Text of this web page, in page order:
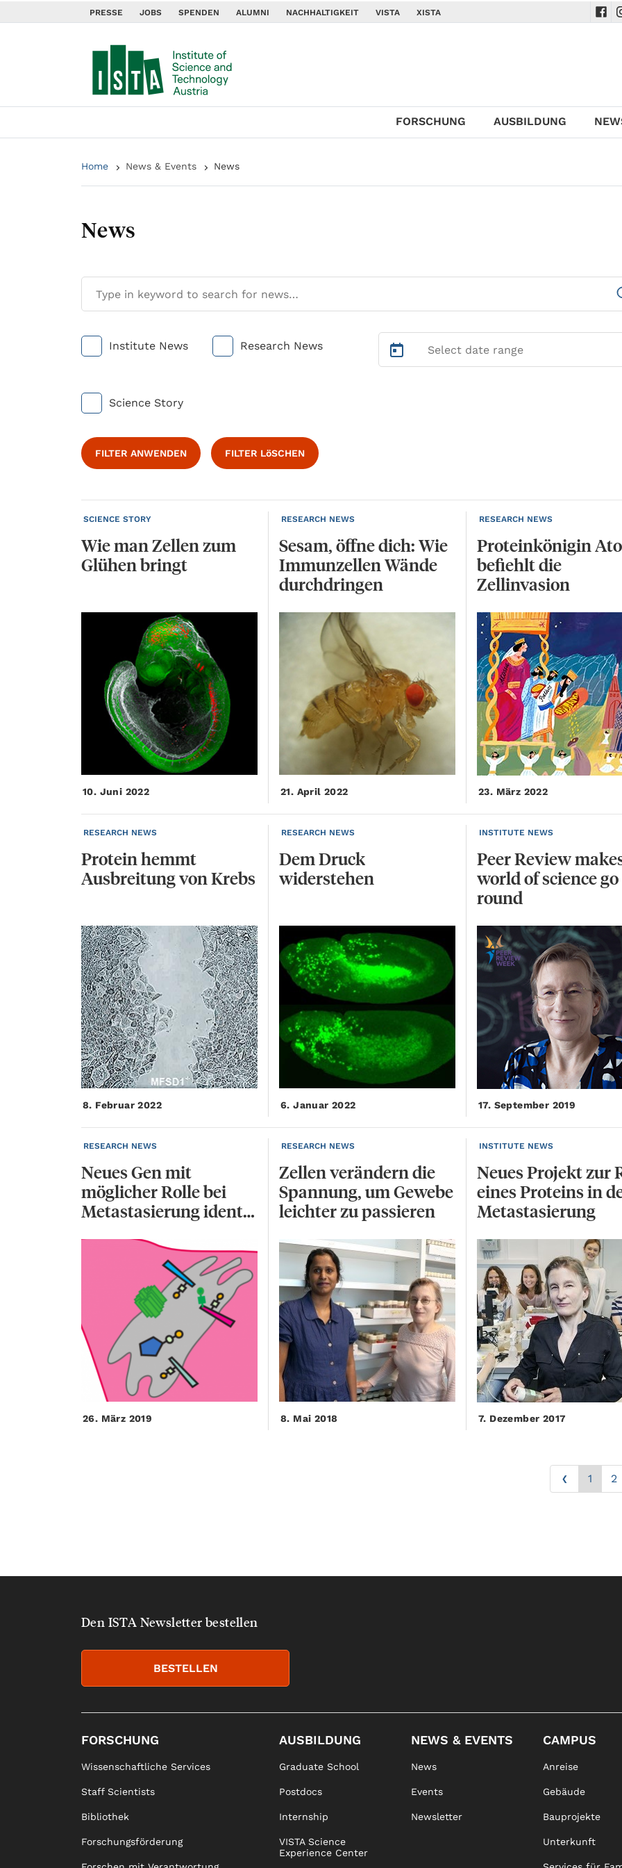
PRESSE JOBS SPENDEN ALUMNI NACHHALTIGKEIT VISTA XISTA
FORSCHUNG AUSBILDUNG
Home News & Events News
News
Institute News Research News
Science Story
FILTER ANWENDEN FILTER LöSCHEN
SCIENCE STORY
Wieman Zellen zum
Glühenbringt
10. Juni 2022
RESEARCH NEWS
Sesam, öffne dich: Wie
Immunzellen Wände
durchdringen
21. April 2022
RESEARCH NEWS
Proteinkönigin
befiehlt die
Zellinvasion
23. März 2022
RESEARCH NEWS
Proteinhemmt
AusbreitungvonKrebs
8. Februar 2022
RESEARCH NEWS
DemDruck
widerstehen
6. Januar 2022
INSTITUTE NEWS
Peer Review
world of science go
round
17. September 2019
RESEARCH NEWS
Neues Gen mit
möglicher Rolle bei
Metastasierung identifiziert
26. März 2019
RESEARCH NEWS
Zellen verändern die
Spannung, um Gewebe
leichter zu passieren
8. Mai 2018
INSTITUTE NEWS
Neues Projekt zur
eines Proteins in
Metastasierung
7. Dezember 2017
‹ 1 2
Den ISTA Newsletter bestellen
BESTELLEN
FORSCHUNG
Wissenschaftliche Services
Staff Scientists
Bibliothek
Forschungsförderung
AUSBILDUNG
Graduate School
Postdocs
Internship
VISTA Science
Experience Center
NEWS & EVENTS
News
Events
Newsletter
CAMPUS
Anreise
Gebäude
Bauprojekte
Unterkunft